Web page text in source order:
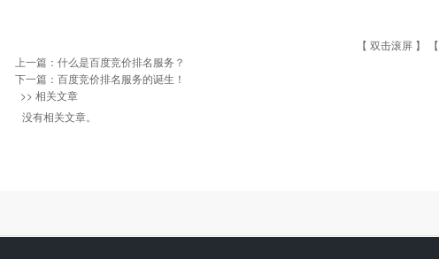
【 双击滚屏 】 【
上一篇： 什么是百度竞价排名服务？
下一篇： 百度竞价排名服务的诞生！
>> 相关文章
没有相关文章。